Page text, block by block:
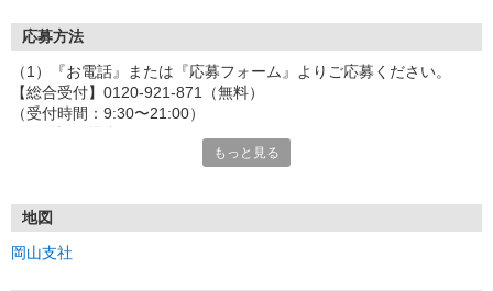
応募方法
（1）『お電話』または『応募フォーム』よりご応募ください。
【総合受付】0120-921-871（無料）
（受付時間：9:30〜21:00）
「e-aidemを見て」とお伝えいただけるとスムーズです。
◎応募フォームからのご応募は24時間受付中です！
（2）面談・登録の実施
もっと見る
地図
岡山支社